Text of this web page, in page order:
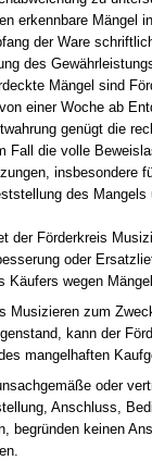
erkennbare Mängel
der Ware
des
Mängel sind
einer Woche ab
genügt die
Fall die volle
insbesondere
des
der Förderkreis
oder
Käufers wegen
Musizieren zum
kann der
mangelhaften
oder
Anschluss,
begründen keinen
.